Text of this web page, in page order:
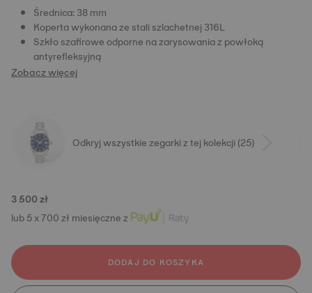
Średnica: 38 mm
Koperta wykonana ze stali szlachetnej 316L
Szkło szafirowe odporne na zarysowania z powłoką
antyrefleksyjną
Zobacz więcej
Odkryj wszystkie zegarki z tej kolekcji (25)
3 500 zł
lub 5 x 700 zł miesięczne z
DODAJ DO KOSZYKA